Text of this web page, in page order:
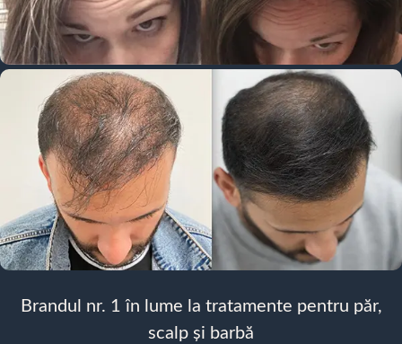
Brandul nr. 1 în lume la tratamente pentru păr,
scalp și barbă